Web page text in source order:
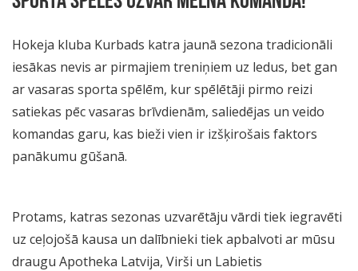
Hokeja kluba Kurbads katra jaunā sezona tradicionāli
iesākas nevis ar pirmajiem treniņiem uz ledus, bet gan
ar vasaras sporta spēlēm, kur spēlētāji pirmo reizi
satiekas pēc vasaras brīvdienām, saliedējas un veido
komandas garu, kas bieži vien ir izšķirošais faktors
panākumu gūšanā.
Protams, katras sezonas uzvarētāju vārdi tiek iegravēti
uz ceļojošā kausa un dalībnieki tiek apbalvoti ar mūsu
draugu Apotheka Latvija, Virši un Labietis